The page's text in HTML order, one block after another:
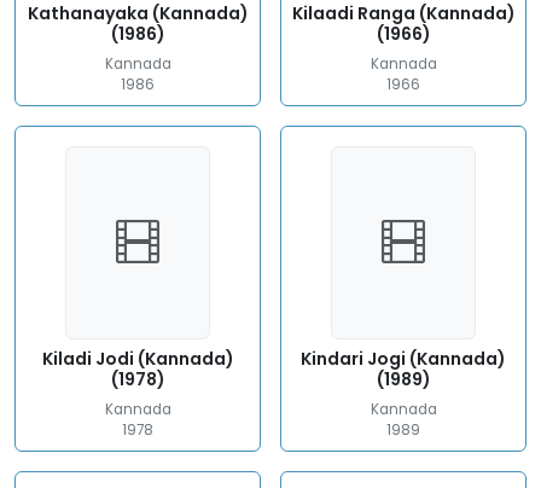
Kathanayaka (Kannada)
(1986)
Kannada
1986
Kilaadi Ranga (Kannada)
(1966)
Kannada
1966
Kiladi Jodi (Kannada)
(1978)
Kannada
1978
Kindari Jogi (Kannada)
(1989)
Kannada
1989